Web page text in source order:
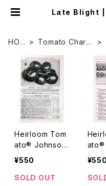
Late Blight
HOM
Tomato Chara
Heirloom Tom
ato® Johnso
n's Blight Pro
トマト・ジョンソ
¥550
SOLD OUT
ato®
State
デン
¥550